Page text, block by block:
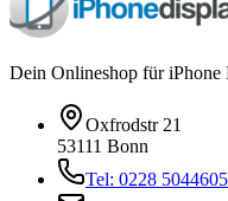
Dein Onlineshop für iPhone
Oxfrodstr 21
53111 Bonn
Tel: 0228